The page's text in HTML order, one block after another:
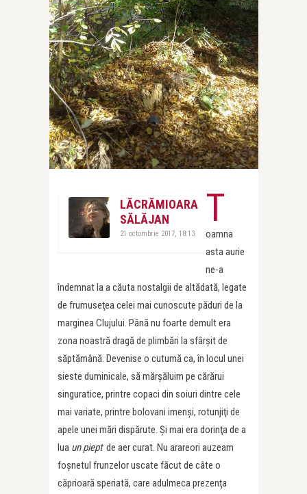
LĂCRĂMIOARA
SĂLĂJAN
21 octombrie 2017, 18:13
T
oamna
asta aurie
ne-a
îndemnat la a căuta nostalgii de altădată, legate
de frumuseţea celei mai cunoscute păduri de la
marginea Clujului. Până nu foarte demult era
zona noastră dragă de plimbări la sfârşit de
săptămână. Devenise o cutumă ca, în locul unei
sieste duminicale, să mărşăluim pe cărărui
singuratice, printre copaci din soiuri dintre cele
mai variate, printre bolovani imenşi, rotunjiţi de
apele unei mări dispărute. Şi mai era dorinţa de a
lua un pieptde aer curat. Nu arareori auzeam
foşnetul frunzelor uscate făcut de câte o
căprioară speriată, care adulmeca prezenţa